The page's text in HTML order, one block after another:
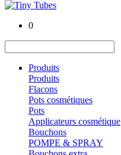
0
Produits
Produits
Flacons
Pots cosmétiques
Pots
Applicateurs cosmétique
Bouchons
POMPE & SPRAY